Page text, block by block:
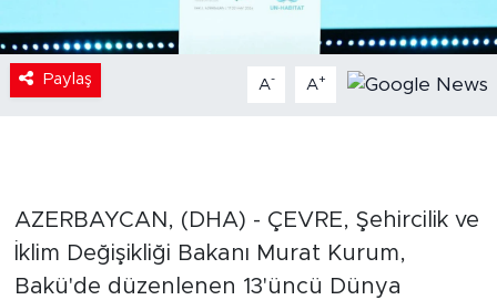
Paylaş A- A+
AZERBAYCAN, (DHA) - ÇEVRE, Şehircilik ve
İklim Değişikliği Bakanı Murat Kurum,
Bakü'de düzenlenen 13'üncü Dünya